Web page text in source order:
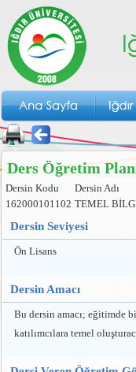
Ders Öğretim
Dersin Kodu Dersin Adı
162000101102 TEMEL
Dersin Seviyesi
Ön Lisans
Dersin Amacı
Bu dersin amacı; eğitimde
katılımcılara temel